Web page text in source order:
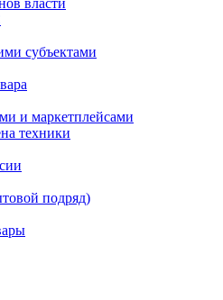
власти
субъектами
и маркетплейсами
техники
подряд)